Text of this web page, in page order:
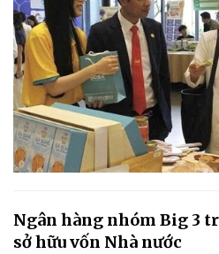
Ngân hàng nhóm Big 3
sở hữu vốn Nhà nước